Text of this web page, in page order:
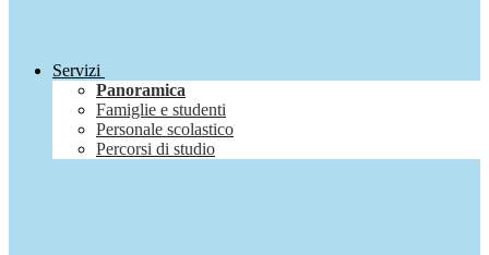
Servizi
Panoramica
Famiglie e studenti
Personale scolastico
Percorsi di studio